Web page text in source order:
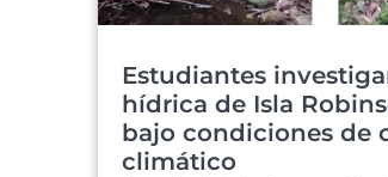
Estudiantes
hídrica de Isla
bajo condiciones de
climático